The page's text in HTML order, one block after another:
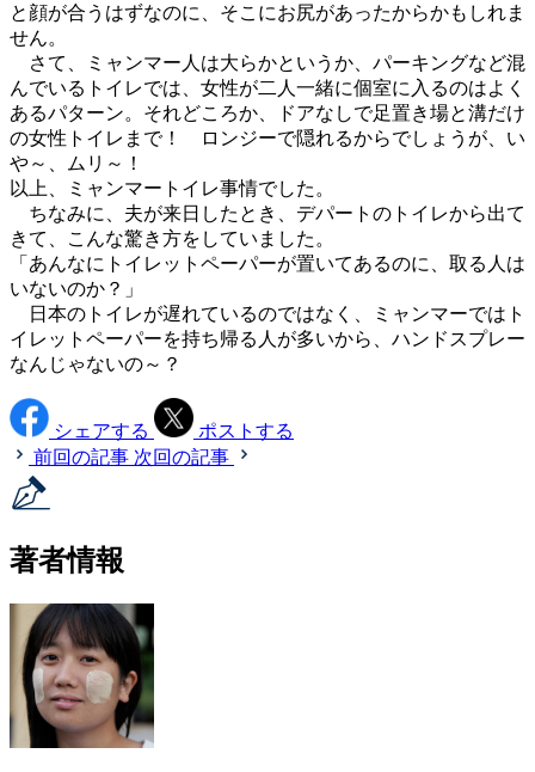
と顔が合うはずなのに、そこにお尻があったからかもしれま
せん。
さて、ミャンマー人は大らかというか、パーキングなど混
んでいるトイレでは、女性が二人一緒に個室に入るのはよく
あるパターン。それどころか、ドアなしで足置き場と溝だけ
の女性トイレまで！ ロンジーで隠れるからでしょうが、い
や～、ムリ～！
以上、ミャンマートイレ事情でした。
ちなみに、夫が来日したとき、デパートのトイレから出て
きて、こんな驚き方をしていました。
「あんなにトイレットペーパーが置いてあるのに、取る人は
いないのか？」
日本のトイレが遅れているのではなく、ミャンマーではト
イレットペーパーを持ち帰る人が多いから、ハンドスプレー
なんじゃないの～？
シェアする
ポストする
前回の記事 次回の記事
著者情報